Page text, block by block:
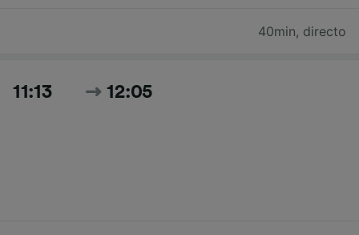
40min, directo
11:13 12:05